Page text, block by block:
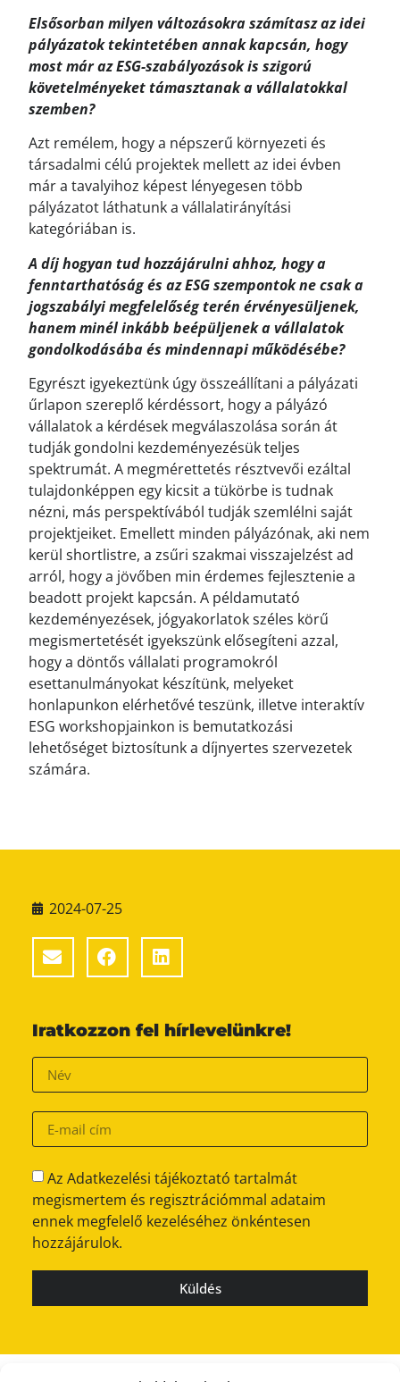
Elsősorban milyen változásokra számítasz az idei
pályázatok tekintetében annak kapcsán, hogy
most már az ESG-szabályozások is szigorú
követelményeket támasztanak a vállalatokkal
szemben?
Azt remélem, hogy a népszerű környezeti és
társadalmi célú projektek mellett az idei évben
már a tavalyihoz képest lényegesen több
pályázatot láthatunk a vállalatirányítási
kategóriában is.
A díj hogyan tud hozzájárulni ahhoz, hogy a
fenntarthatóság és az ESG szempontok ne csak a
jogszabályi megfelelőség terén érvényesüljenek,
hanem minél inkább beépüljenek a vállalatok
gondolkodásába és mindennapi működésébe?
Egyrészt igyekeztünk úgy összeállítani a pályázati
űrlapon szereplő kérdéssort, hogy a pályázó
vállalatok a kérdések megválaszolása során át
tudják gondolni kezdeményezésük teljes
spektrumát. A megmérettetés résztvevői ezáltal
tulajdonképpen egy kicsit a tükörbe is tudnak
nézni, más perspektívából tudják szemlélni saját
projektjeiket. Emellett minden pályázónak, aki nem
kerül shortlistre, a zsűri szakmai visszajelzést ad
arról, hogy a jövőben min érdemes fejlesztenie a
beadott projekt kapcsán. A példamutató
kezdeményezések, jógyakorlatok széles körű
megismertetését igyekszünk elősegíteni azzal,
hogy a döntős vállalati programokról
esettanulmányokat készítünk, melyeket
honlapunkon elérhetővé teszünk, illetve interaktív
ESG workshopjainkon is bemutatkozási
lehetőséget biztosítunk a díjnyertes szervezetek
számára.
2024-07-25
Iratkozzon fel hírlevelünkre!
Az Adatkezelési tájékoztató tartalmát
megismertem és regisztrációmmal adataim
ennek megfelelő kezeléséhez önkéntesen
hozzájárulok.
Küldés